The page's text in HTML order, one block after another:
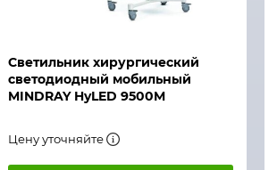
Светильник хирургический
светодиодный мобильный
MINDRAY HyLED 9500M
Цену уточняйте
Быстрый просмотр